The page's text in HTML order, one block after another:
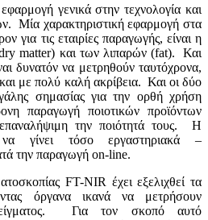
γενικά στην τεχνολογία και
Μία χαρακτηριστική εφαρμογή στα
για τις εταιρίες παραγωγής, είναι η
matter) και των λιπαρών (fat). Και
δυνατόν να μετρηθούν ταυτόχρονα,
με πολύ καλή ακρίβεια. Και οι δύο
σημασίας για την ορθή χρήση
παραγωγή ποιοτικών προϊόντων
την ποιότητά τους. Η
γίνει τόσο εργαστηριακά –
την παραγωγή on-line.
FT-NIR έχει εξελιχθεί τα
όργανα ικανά να μετρήσουν
Για τον σκοπό αυτό